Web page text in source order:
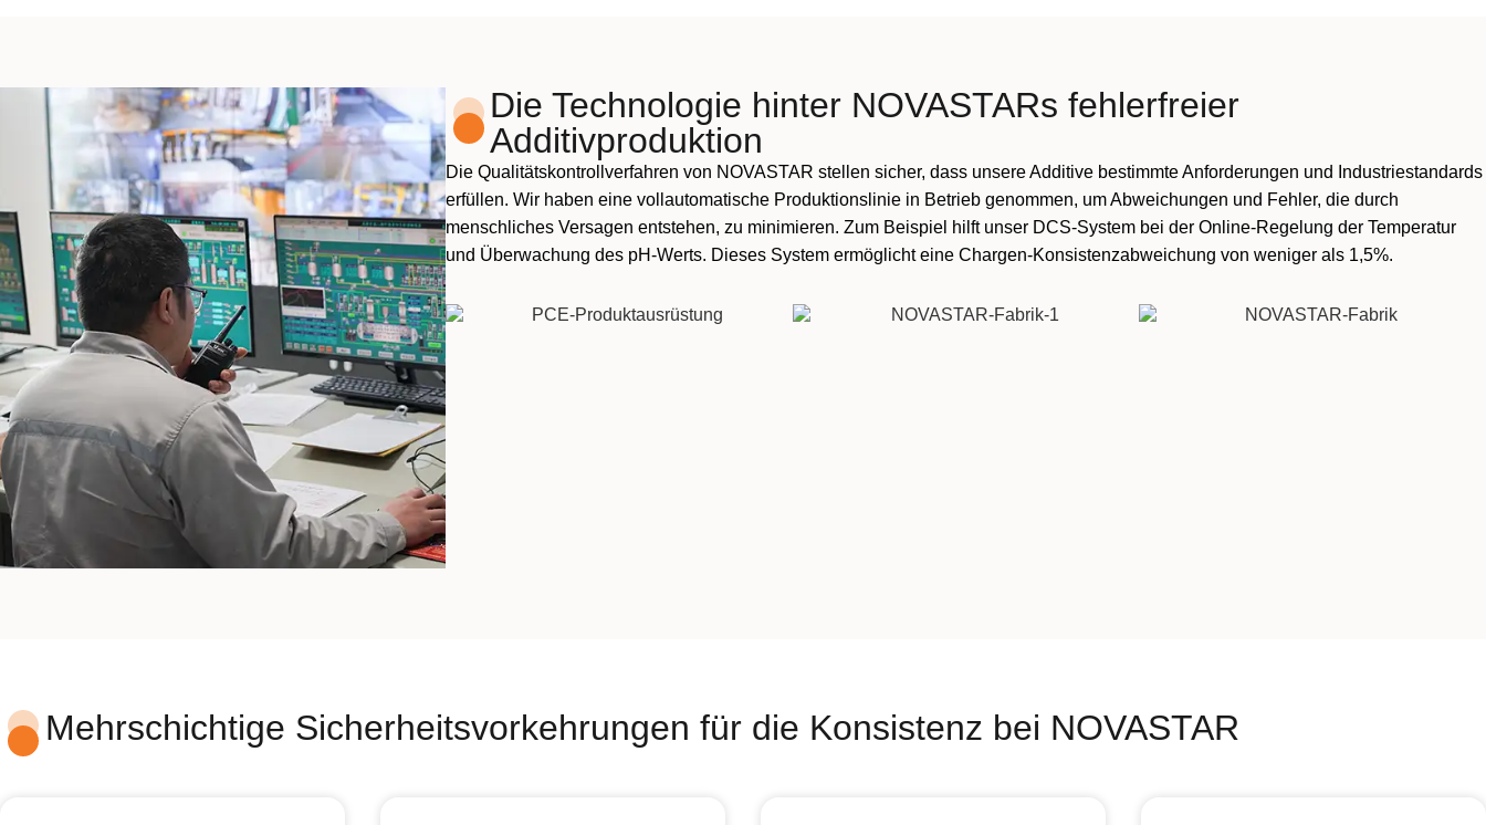
Die Technologie hinter NOVASTARs fehlerfreier
Additivproduktion
Die Qualitätskontrollverfahren von NOVASTAR stellen sicher, dass unsere Additive bestimmte Anforderungen und Industriestandards
erfüllen. Wir haben eine vollautomatische Produktionslinie in Betrieb genommen, um Abweichungen und Fehler, die durch
menschliches Versagen entstehen, zu minimieren. Zum Beispiel hilft unser DCS-System bei der Online-Regelung der Temperatur
und Überwachung des pH-Werts. Dieses System ermöglicht eine Chargen-Konsistenzabweichung von weniger als 1,5%.
Mehrschichtige Sicherheitsvorkehrungen für die Konsistenz bei NOVASTAR